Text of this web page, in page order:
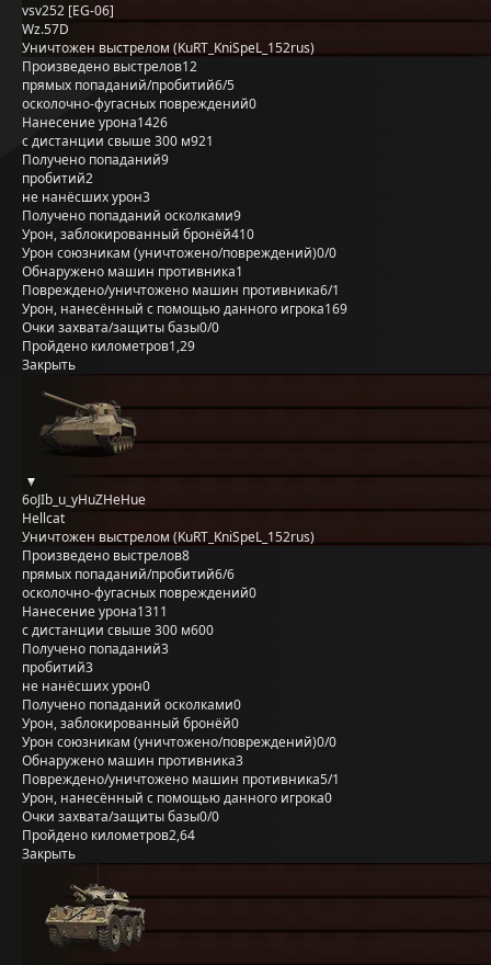
vsv252 [EG-06]
Wz.57D
Уничтожен выстрелом (KuRT_KniSpeL_152rus)
Произведено выстрелов12
прямых попаданий/пробитий6/5
осколочно-фугасных повреждений0
Нанесение урона1426
с дистанции свыше 300 м921
Получено попаданий9
пробитий2
не нанёсших урон3
Получено попаданий осколками9
Урон, заблокированный бронёй410
Урон союзникам (уничтожено/повреждений)0/0
Обнаружено машин противника1
Повреждено/уничтожено машин противника6/1
Урон, нанесённый с помощью данного игрока169
Очки захвата/защиты базы0/0
Пройдено километров1,29
Закрыть
6oJIb_u_yHuZHeHue
Hellcat
Уничтожен выстрелом (KuRT_KniSpeL_152rus)
Произведено выстрелов8
прямых попаданий/пробитий6/6
осколочно-фугасных повреждений0
Нанесение урона1311
с дистанции свыше 300 м600
Получено попаданий3
пробитий3
не нанёсших урон0
Получено попаданий осколками0
Урон, заблокированный бронёй0
Урон союзникам (уничтожено/повреждений)0/0
Обнаружено машин противника3
Повреждено/уничтожено машин противника5/1
Урон, нанесённый с помощью данного игрока0
Очки захвата/защиты базы0/0
Пройдено километров2,64
Закрыть